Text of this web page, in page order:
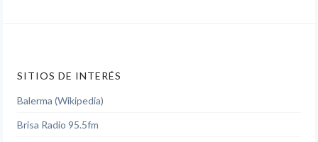
SITIOS DE INTERÉS
Balerma (Wikipedia)
Brisa Radio 95.5fm